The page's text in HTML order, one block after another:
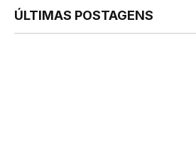
ÚLTIMAS POSTAGENS